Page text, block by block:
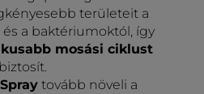
területeit a
a baktériumoktól, így
mosási ciklust
biztosít.
tovább növeli a